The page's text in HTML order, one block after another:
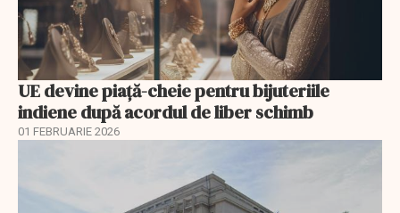
UE devine piață-cheie pentru bijuteriile
indiene după acordul de liber schimb
01 FEBRUARIE 2026